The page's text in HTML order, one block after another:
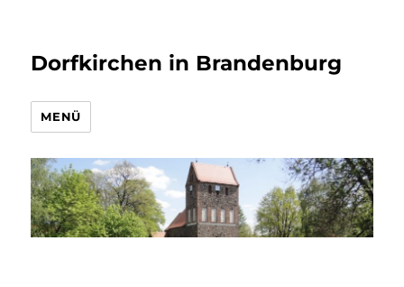
Dorfkirchen in Brandenburg
MENÜ